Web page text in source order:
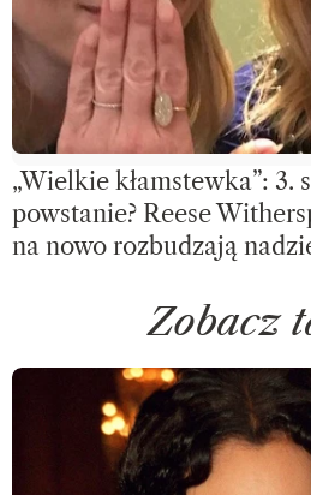
„Wielkie kłamstewka”: 3.
powstanie? Reese
na nowo rozbudzają
Zobacz